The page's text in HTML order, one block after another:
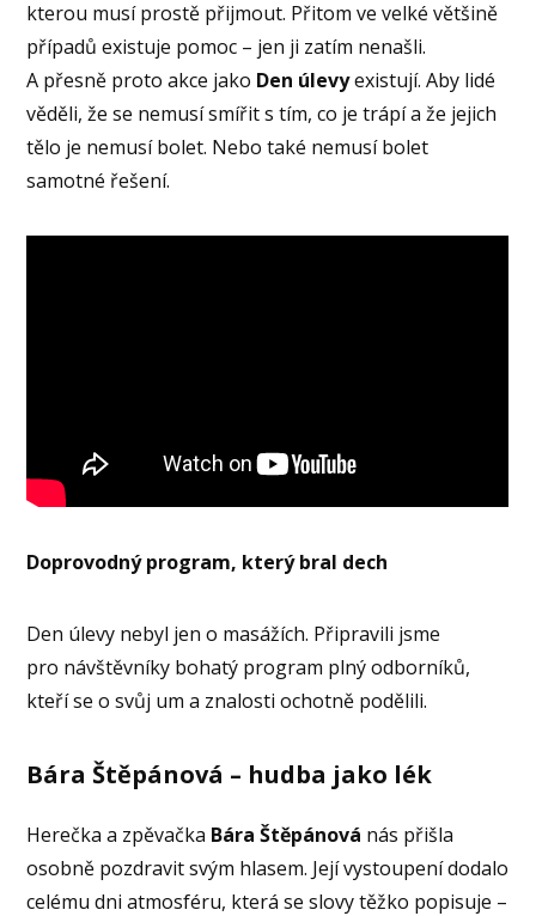
kterou musí prostě přijmout. Přitom ve velké většině
případů existuje pomoc – jen ji zatím nenašli.
A přesně proto akce jako Den úlevyexistují. Aby lidé
věděli, že se nemusí smířit s tím, co je trápí a že jejich
tělo je nemusí bolet. Nebo také nemusí bolet
samotné řešení.
Doprovodný program, který bral dech
Den úlevy nebyl jen o masážích. Připravili jsme
pro návštěvníky bohatý program plný odborníků,
kteří se o svůj um a znalosti ochotně podělili.
Bára Štěpánová – hudba jako lék
Herečka a zpěvačka Bára Štěpánová nás přišla
osobně pozdravit svým hlasem. Její vystoupení dodalo
celému dni atmosféru, která se slovy těžko popisuje –